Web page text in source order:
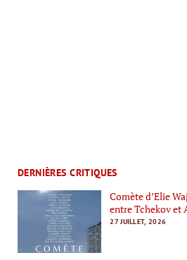
DERNIÈRES CRITIQUES
Comète d’Elie
entre Tchekov et
27 JUILLET, 2026